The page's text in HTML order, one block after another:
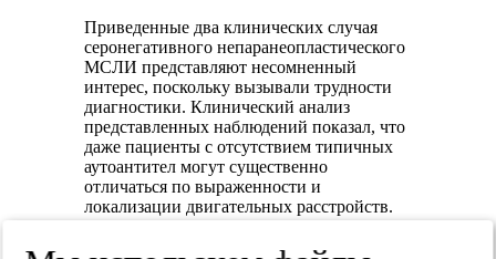
Приведенные два клинических случая
серонегативного непаранеопластического
МСЛИ представляют несомненный
интерес, поскольку вызывали трудности
диагностики. Клинический анализ
представленных наблюдений показал, что
даже пациенты с отсутствием типичных
аутоантител могут существенно
отличаться по выраженности и
локализации двигательных расстройств.
классических клинических проявлений